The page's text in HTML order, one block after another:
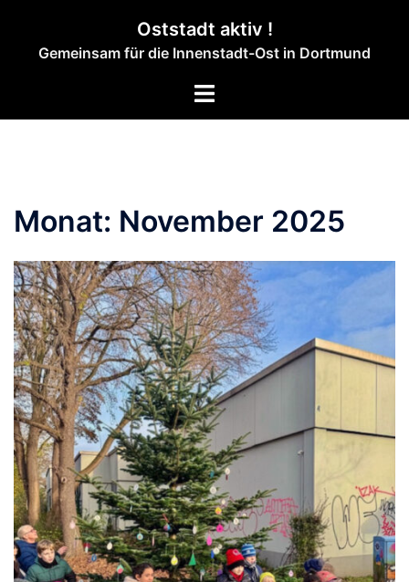
springen
Oststadt aktiv !
Gemeinsam für die Innenstadt-Ost in Dortmund
Menü
Monat: November 2025